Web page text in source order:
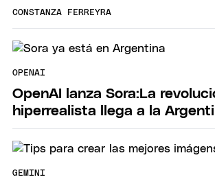
CONSTANZA FERREYRA
OPENAI
OpenAI lanza Sora:La
hiperrealista llega a la
GEMINI